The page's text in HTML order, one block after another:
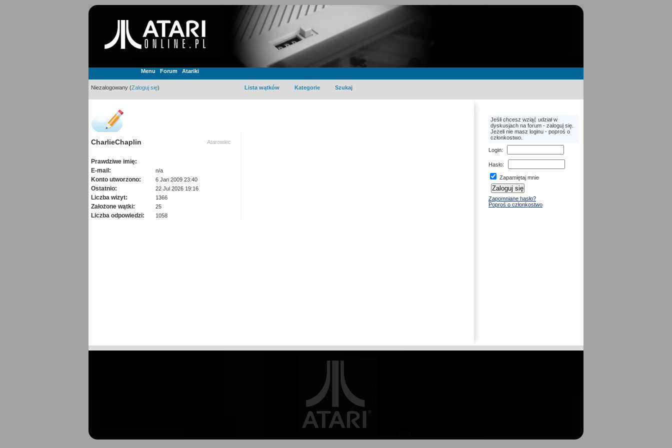
Menu Forum Atariki
Niezalogowany (Zaloguj się) Lista wątków Kategorie Szukaj
Jeśli chcesz wziąć udział w
dyskusjach na forum - zaloguj się.
Jeżeli nie masz loginu - poproś o
członkostwo.
Login:
Hasło:
Zapamiętaj mnie
Zapomniane hasło?
Poproś o członkostwo
CharlieChaplin Atarowiec
Prawdziwe imię:
E-mail:
n/a
Konto utworzono: 6 Jan 2009 23:40
Ostatnio: 22 Jul 2026 19:16
Liczba wizyt: 1366
Założone wątki: 25
Liczba odpowiedzi: 1058